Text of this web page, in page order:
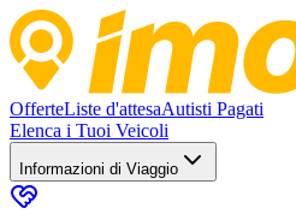
OfferteListe d'attesaAutisti Pagati
Elenca i Tuoi Veicoli
Informazioni di Viaggio